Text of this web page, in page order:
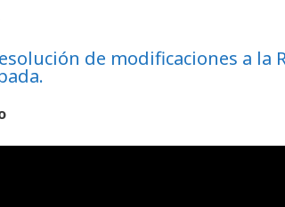
de modificaciones a la